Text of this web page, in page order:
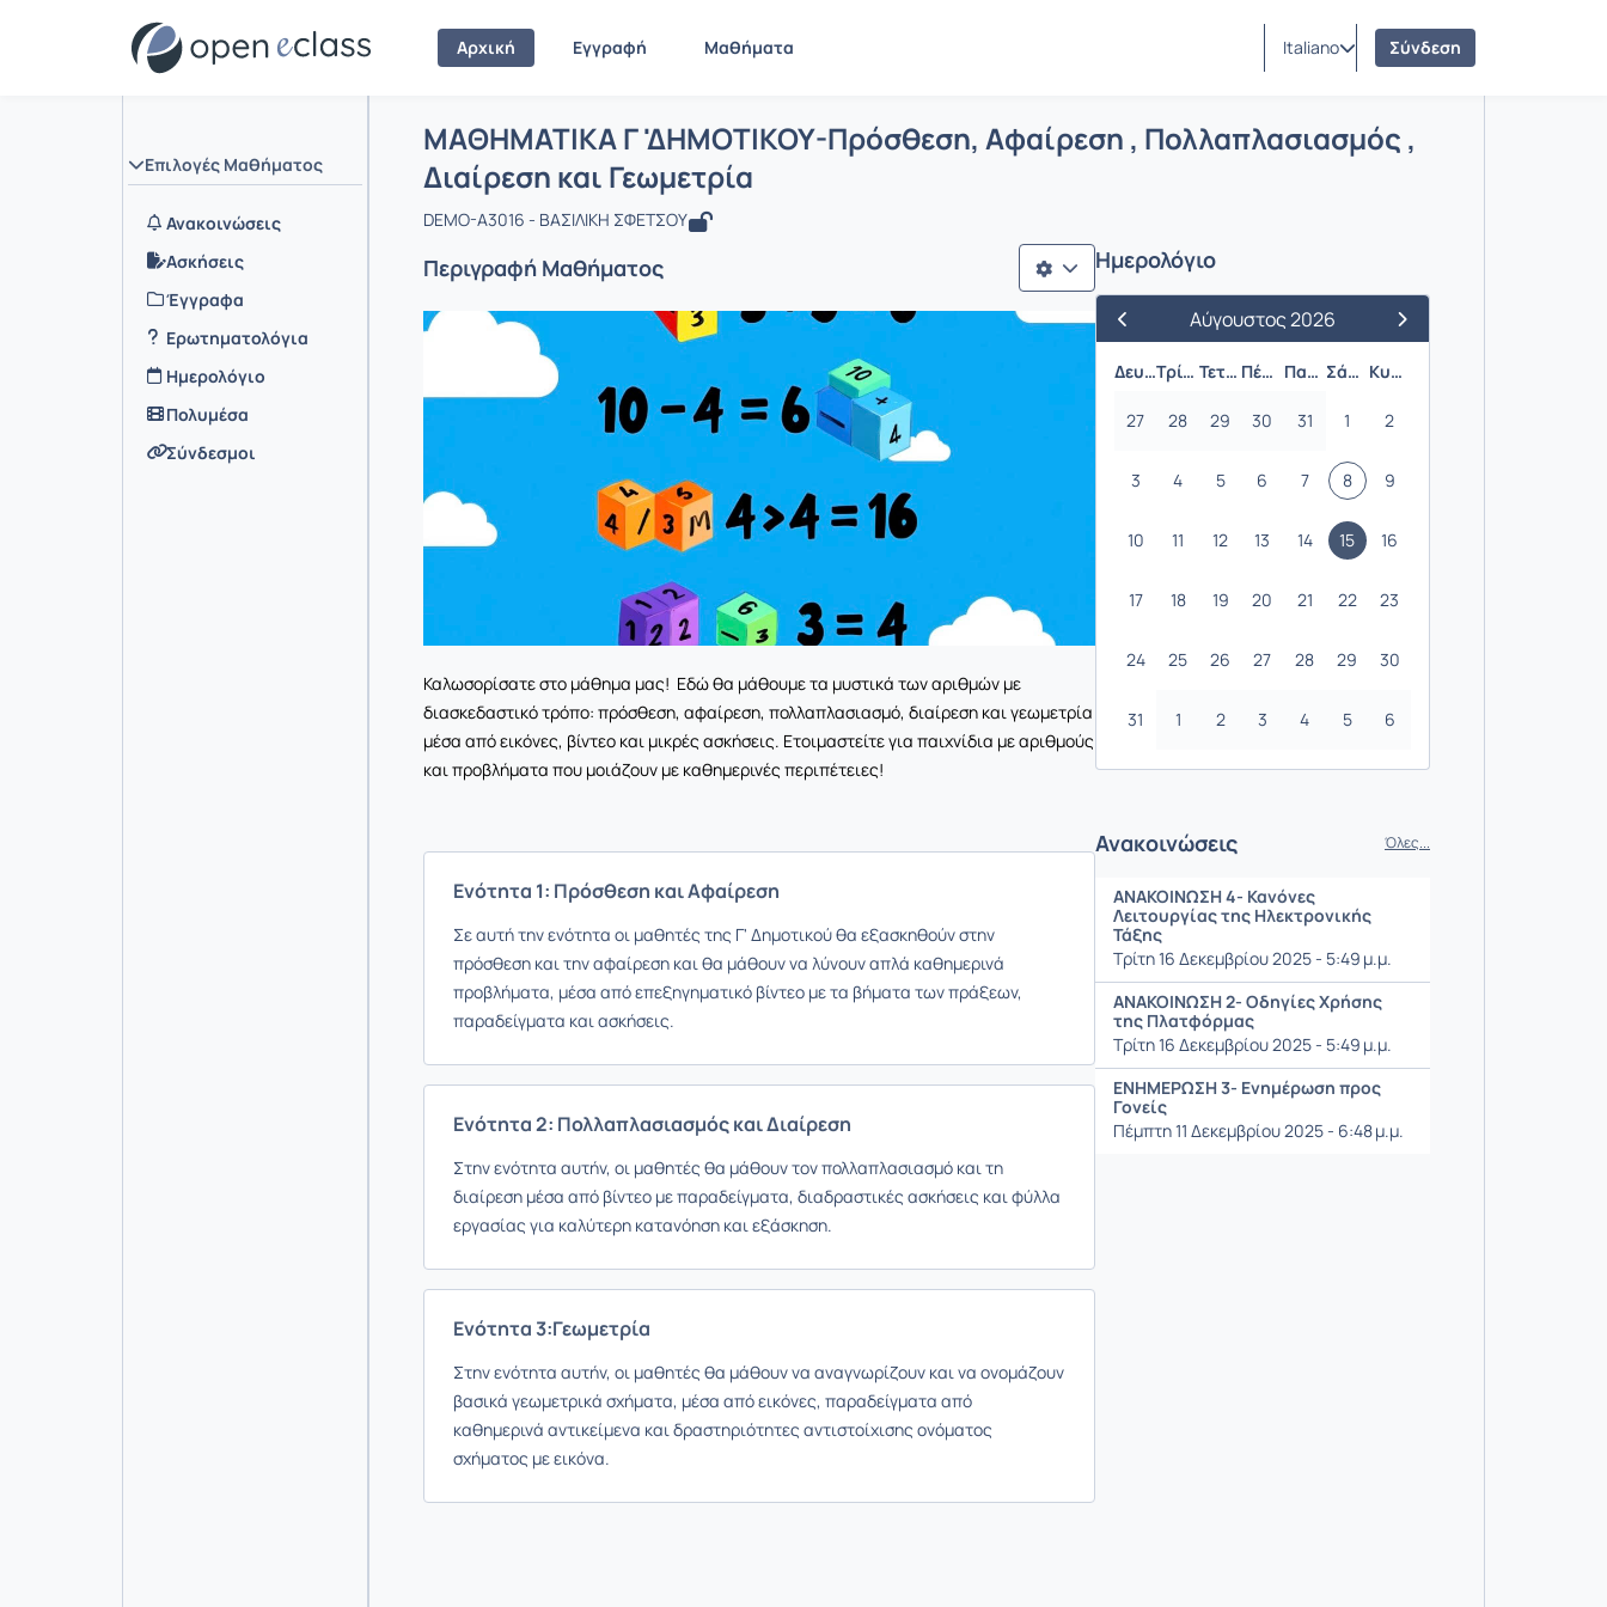
Αρχική Εγγραφή Μαθήματα Italiano Σύνδεση
Επιλογές Μαθήματος
Ανακοινώσεις
Ασκήσεις
Έγγραφα
Ερωτηματολόγια
Ημερολόγιο
Πολυμέσα
Σύνδεσμοι
Αρχική Σελίδα
Μάθημα : ΜΑΘΗΜΑΤΙΚΑ Γ 'ΔΗΜΟΤΙΚΟΥ-Πρόσθεση, Αφαίρεση , Πολλαπλασιασμός ,
ΜΑΘΗΜΑΤΙΚΑ Γ 'ΔΗΜΟΤΙΚΟΥ-Πρόσθεση, Αφαίρεση , Πολλαπλασιασμός ,
Διαίρεση και Γεωμετρία
DEMO-A3016 - ΒΑΣΙΛΙΚΗ ΣΦΕΤΣΟΥ
Περιγραφή Μαθήματος
Καλωσορίσατε στο μάθημα μας! Εδώ θα μάθουμε τα μυστικά των αριθμών με
διασκεδαστικό τρόπο: πρόσθεση, αφαίρεση, πολλαπλασιασμό, διαίρεση και γεωμετρία
μέσα από εικόνες, βίντεο και μικρές ασκήσεις. Ετοιμαστείτε για παιχνίδια με αριθμούς
και προβλήματα που μοιάζουν με καθημερινές περιπέτειες!
Ενότητα 1: Πρόσθεση και Αφαίρεση
Σε αυτή την ενότητα οι μαθητές της Γ' Δημοτικού θα εξασκηθούν στην
πρόσθεση και την αφαίρεση και θα μάθουν να λύνουν απλά καθημερινά
προβλήματα, μέσα από επεξηγηματικό βίντεο με τα βήματα των πράξεων,
παραδείγματα και ασκήσεις.
Ενότητα 2: Πολλαπλασιασμός και Διαίρεση
Στην ενότητα αυτήν, οι μαθητές θα μάθουν τον πολλαπλασιασμό και τη
διαίρεση μέσα από βίντεο με παραδείγματα, διαδραστικές ασκήσεις και φύλλα
εργασίας για καλύτερη κατανόηση και εξάσκηση.
Ενότητα 3:Γεωμετρία
Στην ενότητα αυτήν, οι μαθητές θα μάθουν να αναγνωρίζουν και να ονομάζουν
βασικά γεωμετρικά σχήματα, μέσα από εικόνες, παραδείγματα από
καθημερινά αντικείμενα και δραστηριότητες αντιστοίχισης ονόματος
σχήματος με εικόνα.
Ημερολόγιο
Προηγούμενος Μήνας
Αύγουστος 2026
Επόμενος Μήνας
Δευτέρα
Τρίτη Τετάρτη Πέμπτη Παρασκευή Σάββατο Κυριακή
27 28 29 30 31 1 2
3 4 5 6 7 8 9
10 11 12 13 14 15 16
17 18 19 20 21 22 23
24 25 26 27 28 29 30
31 1 2 3 4 5 6
Ανακοινώσεις Όλες...
ΑΝΑΚΟΙΝΩΣΗ 4- Κανόνες
Λειτουργίας της Ηλεκτρονικής
Τάξης
Τρίτη 16 Δεκεμβρίου 2025 - 5:49 μ.μ.
ΑΝΑΚΟΙΝΩΣΗ 2- Οδηγίες Χρήσης
της Πλατφόρμας
Τρίτη 16 Δεκεμβρίου 2025 - 5:49 μ.μ.
ΕΝΗΜΕΡΩΣΗ 3- Ενημέρωση προς
Γονείς
Πέμπτη 11 Δεκεμβρίου 2025 - 6:48 μ.μ.